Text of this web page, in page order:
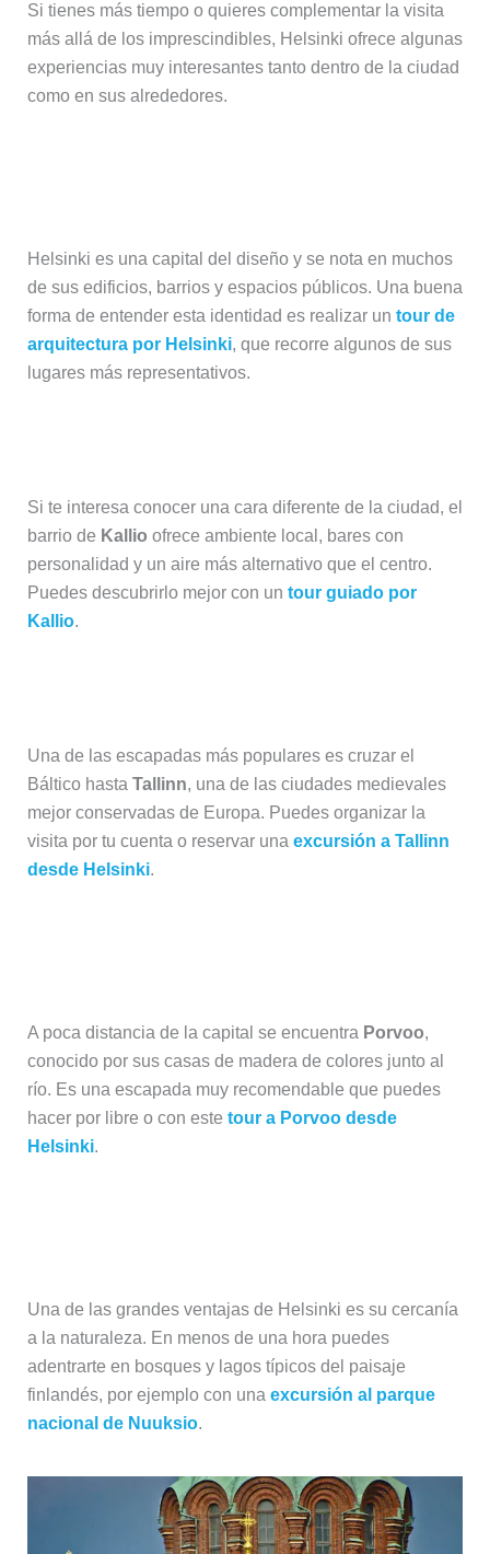
Si tienes más tiempo o quieres complementar la visita
más allá de los imprescindibles, Helsinki ofrece algunas
experiencias muy interesantes tanto dentro de la ciudad
como en sus alrededores.
Helsinki es una capital del diseño y se nota en muchos
de sus edificios, barrios y espacios públicos. Una buena
forma de entender esta identidad es realizar un tour de
arquitectura por Helsinki, que recorre algunos de sus
lugares más representativos.
Si te interesa conocer una cara diferente de la ciudad, el
barrio de Kallio ofrece ambiente local, bares con
personalidad y un aire más alternativo que el centro.
Puedes descubrirlo mejor con un tour guiado por
Kallio.
Una de las escapadas más populares es cruzar el
Báltico hasta Tallinn, una de las ciudades medievales
mejor conservadas de Europa. Puedes organizar la
visita por tu cuenta o reservar una excursión a Tallinn
desde Helsinki.
A poca distancia de la capital se encuentra Porvoo,
conocido por sus casas de madera de colores junto al
río. Es una escapada muy recomendable que puedes
hacer por libre o con este tour a Porvoo desde
Helsinki.
Una de las grandes ventajas de Helsinki es su cercanía
a la naturaleza. En menos de una hora puedes
adentrarte en bosques y lagos típicos del paisaje
finlandés, por ejemplo con una excursión al parque
nacional de Nuuksio.